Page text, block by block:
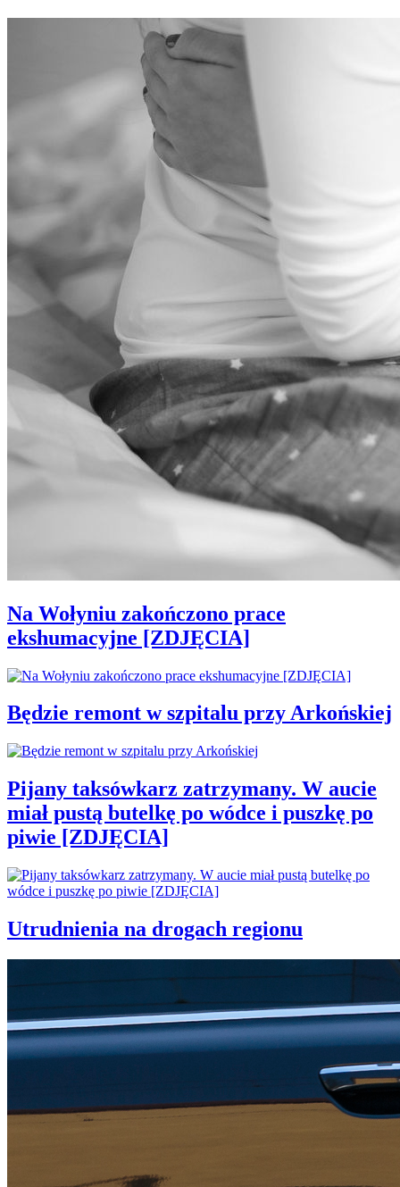
Na Wołyniu zakończono prace
ekshumacyjne [ZDJĘCIA]
Będzie remont w szpitalu przy Arkońskiej
Pijany taksówkarz zatrzymany. W aucie
miał pustą butelkę po wódce i puszkę po
piwie [ZDJĘCIA]
Utrudnienia na drogach regionu